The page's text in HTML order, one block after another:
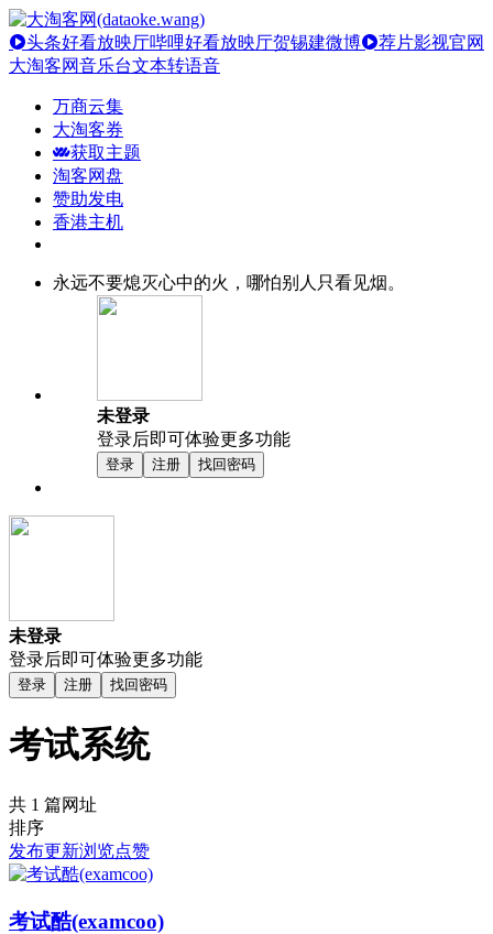
头条好看放映厅哔哩好看放映厅贺锡建微博
荐片影视官网
大淘客网音乐台文本转语音
万商云集
大淘客券
获取主题
淘客网盘
赞助发电
香港主机
永远不要熄灭心中的火，哪怕别人只看见烟。
未登录
登录后即可体验更多功能
登录 注册 找回密码
未登录
登录后即可体验更多功能
登录 注册 找回密码
考试系统
共 1 篇网址
排序
发布更新浏览点赞
考试酷(examcoo)